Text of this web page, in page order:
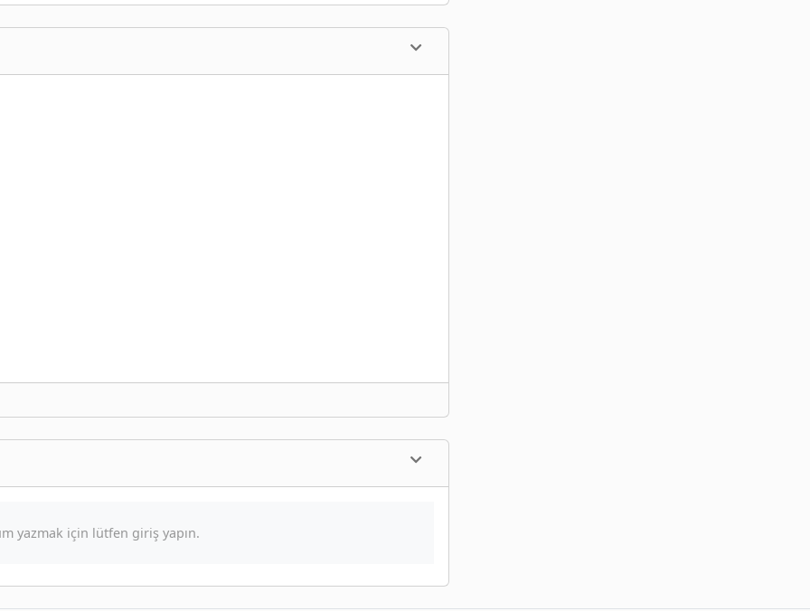
yazmak için lütfen giriş yapın.